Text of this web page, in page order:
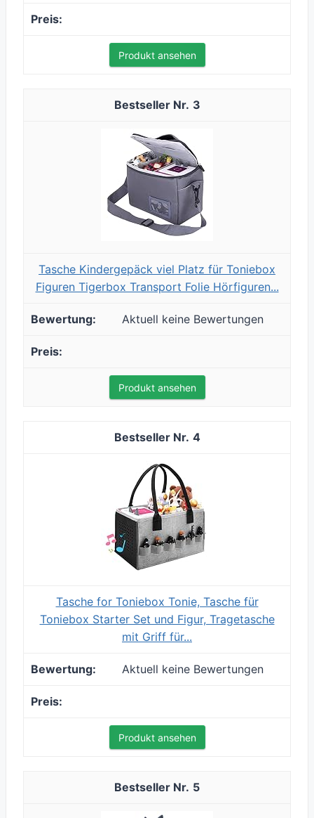
Produkt ansehen
3
Tasche Kindergepäck viel Platz für Toniebox
Figuren Tigerbox Transport Folie Hörfiguren...
Aktuell keine Bewertungen
Produkt ansehen
4
Tasche for Toniebox Tonie, Tasche für
Toniebox Starter Set und Figur, Tragetasche
mit Griff für...
Aktuell keine Bewertungen
Produkt ansehen
5